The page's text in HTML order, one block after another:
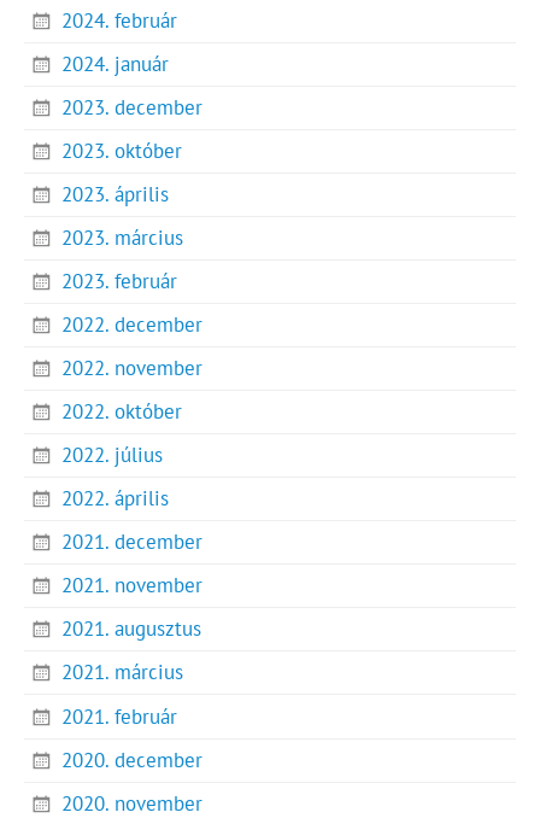
2024. február
2024. január
2023. december
2023. október
2023. április
2023. március
2023. február
2022. december
2022. november
2022. október
2022. július
2022. április
2021. december
2021. november
2021. augusztus
2021. március
2021. február
2020. december
2020. november